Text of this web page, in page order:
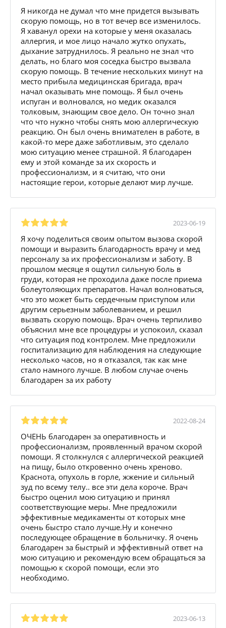
Я никогда не думал что мне придется вызывать
скорую помощь, но в тот вечер все изменилось.
Я хаванул орехи на которые у меня оказалась
аллергия, и мое лицо начало жутко опухать,
дыхание затруднилось. Я реально не знал что
делать, но благо моя соседка быстро вызвала
скорую помощь. В течение нескольких минут на
место прибыла медицинская бригада, врач
начал оказывать мне помощь. Я был очень
испуган и волновался, но медик оказался
толковым, знающим свое дело. Он точно знал
что что нужно чтобы снять мою аллергическую
реакцию. Он был очень внимателен в работе, в
какой-то мере даже заботливым, это сделало
мою ситуацию менее страшной. Я благодарен
ему и этой команде за их скорость и
профессионализм, и я считаю, что они
настоящие герои, которые делают мир лучше.
2023-06-19
Я хочу поделиться своим опытом вызова скорой
помощи и выразить благодарность врачу и мед
персоналу за их профессионализм и заботу. В
прошлом месяце я ощутил сильную боль в
груди, которая не проходила даже после приема
болеутоляющих препаратов. Начал волноваться,
что это может быть сердечным приступом или
другим серьезным заболеванием, и решил
вызвать скорую помощь. Врач очень терпиливо
объяснил мне все процедуры и успокоил, сказал
что ситуация под контролем. Мне предложили
госпитализацию для наблюдения на следующие
несколько часов, но я отказался, так как мне
стало намного лучше. В любом случае очень
благодарен за их работу
2022-08-24
ОЧЕНЬ благодарен за оперативность и
профессионализм, проявленный врачом скорой
помощи. Я столкнулся с аллергической реакцией
на пищу, было откровенно очень хреново.
Краснота, опухоль в горле, жжение и сильный
зуд по всему телу.. все эти дела короче. Врач
быстро оценил мою ситуацию и принял
соответствующие меры. Мне предложили
эффективные медикаменты от которых мне
очень быстро стало лучше.Ну и конечно
последующее обращение в больничку. Я очень
благодарен за быстрый и эффективный ответ на
мою ситуацию и рекомендую всем обращаться за
помощью к скорой помощи, если это
необходимо.
2023-06-13